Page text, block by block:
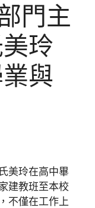
門主
玲
與
美玲在高中畢
建教班至本校
不僅在工作上